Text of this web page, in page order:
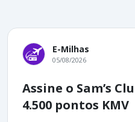
E-Milhas
05/08/2026
Assine o Sam’s
4.500 pontos KMV